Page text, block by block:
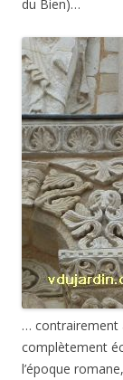
du Bien)…
… contrairement
complètement
l’époque